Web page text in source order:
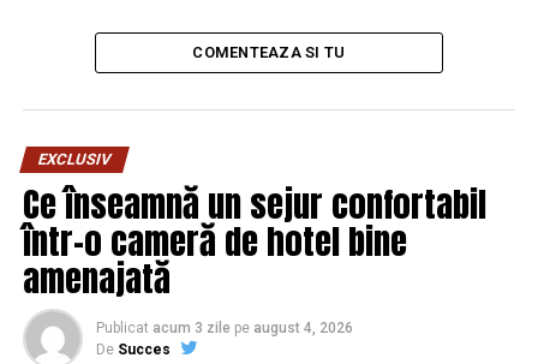
ARTICOLE PE ACEIASI TEMA: PRIMA
URMATORUL
EXCLUSIV/Intalnirea profesionistilor SPR „Diamantul” de
la Predeal
COMENTEAZA SI TU
EXCLUSIV
Ce înseamnă un sejur confortabil
într-o cameră de hotel bine
amenajată
Publicat acum 3 zile pe august 4, 2026
De Succes